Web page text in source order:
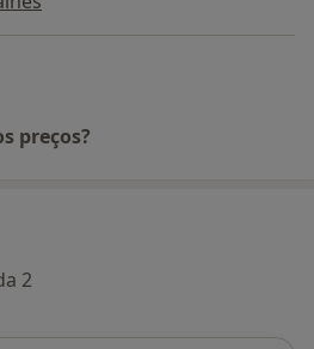
preços?
2